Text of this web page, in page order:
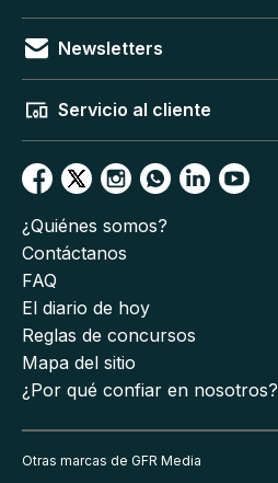
Newsletters
Servicio al cliente
¿Quiénes somos?
Contáctanos
FAQ
El diario de hoy
Reglas de concursos
Mapa del sitio
¿Por qué confiar en nosotros?
Otras marcas de GFR Media